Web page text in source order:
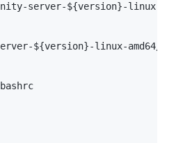
server-${version}-linux-
${version}-linux-amd64/